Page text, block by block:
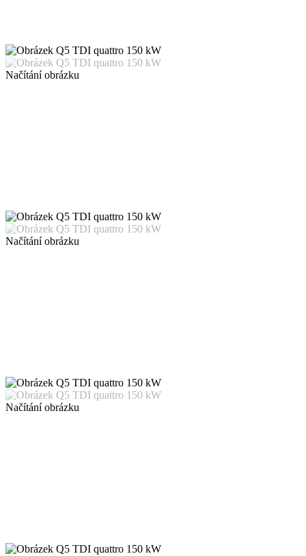
Načítání obrázku
Načítání obrázku
Načítání obrázku